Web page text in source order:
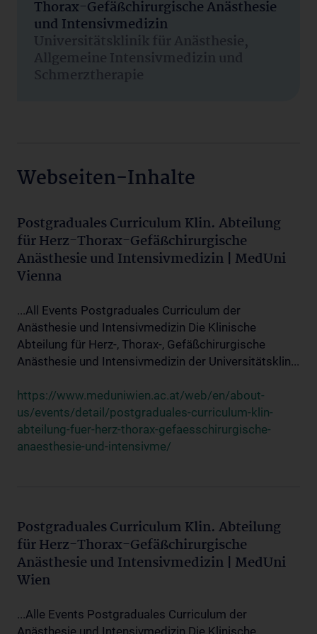
Thorax-Gefäßchirurgische Anästhesie
und Intensivmedizin
Universitätsklinik für Anästhesie,
Allgemeine Intensivmedizin und
Schmerztherapie
Webseiten-Inhalte
Postgraduales Curriculum Klin. Abteilung
für Herz-Thorax-Gefäßchirurgische
Anästhesie und Intensivmedizin | MedUni
Vienna
...All Events Postgraduales Curriculum der
Anästhesie und Intensivmedizin Die Klinische
Abteilung für Herz-, Thorax-, Gefäßchirurgische
Anästhesie und Intensivmedizin der Universitätsklin...
https://www.meduniwien.ac.at/web/en/about-
us/events/detail/postgraduales-curriculum-klin-
abteilung-fuer-herz-thorax-gefaesschirurgische-
anaesthesie-und-intensivme/
Postgraduales Curriculum Klin. Abteilung
für Herz-Thorax-Gefäßchirurgische
Anästhesie und Intensivmedizin | MedUni
Wien
...Alle Events Postgraduales Curriculum der
Anästhesie und Intensivmedizin Die Klinische